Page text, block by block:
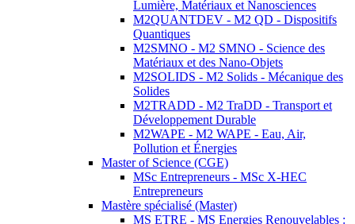
Lumière, Matériaux et Nanosciences
M2QUANTDEV - M2 QD - Dispositifs
Quantiques
M2SMNO - M2 SMNO - Science des
Matériaux et des Nano-Objets
M2SOLIDS - M2 Solids - Mécanique des
Solides
M2TRADD - M2 TraDD - Transport et
Développement Durable
M2WAPE - M2 WAPE - Eau, Air,
Pollution et Énergies
Master of Science (CGE)
MSc Entrepreneurs - MSc X-HEC
Entrepreneurs
Mastère spécialisé (Master)
MS ETRE - MS Energies Renouvelables :